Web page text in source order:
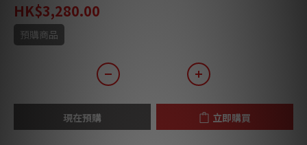
HK$3,280.00
預購商品
現在預購 立即購買